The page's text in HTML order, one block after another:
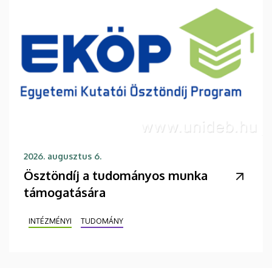
2026. augusztus 6.
Ösztöndíj a tudományos munka
támogatására
INTÉZMÉNYI TUDOMÁNY